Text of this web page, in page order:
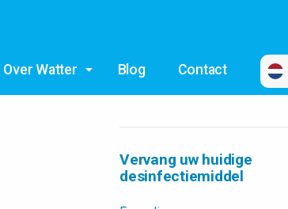
Over Watter Blog Contact
Vervang uw huidige
desinfectiemiddel